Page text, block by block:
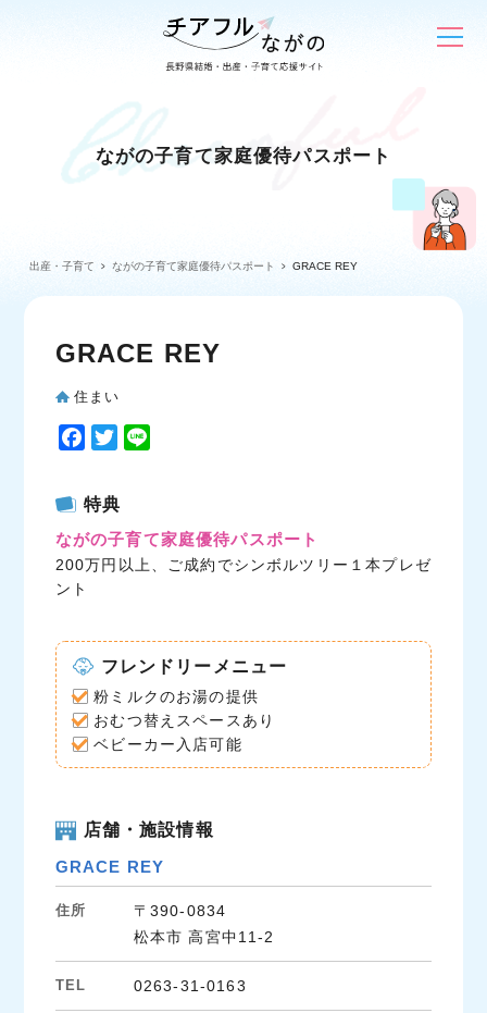
ながの子育て家庭優待パスポート
出産・子育て ながの子育て家庭優待パスポート GRACE REY
GRACE REY
住まい
F
e
b
o
T
t
t
e
特典
ながの子育て家庭優待パスポート
200万円以上、ご成約でシンボルツリー１本プレゼ
ント
フレンドリーメニュー
粉ミルクのお湯の提供
おむつ替えスペースあり
ベビーカー入店可能
店舗・施設情報
GRACE REY
住所
〒390-0834
松本市 高宮中11-2
TEL 0263-31-0163